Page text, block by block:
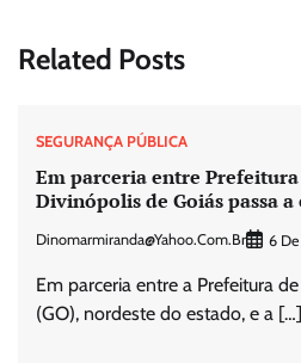
Related Posts
SEGURANÇA PÚBLICA
Em parceria entre
Divinópolis de Goiás passa a
Dinomarmiranda@yahoo.com.br 6
Em parceria entre a Prefeitura
(GO), nordeste do estado, e a […]